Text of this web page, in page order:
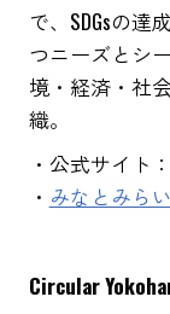
で、SDGsの
つニーズとシ
境・経済・社
織。
・公式サイト：
・ みなとみら
Circular